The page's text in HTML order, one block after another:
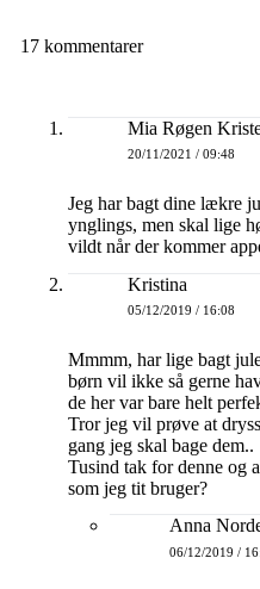
17 kommentarer
Mia Røgen
20/11/2021 / 09:48
Jeg har bagt dine lækre
ynglings, men skal lige
vildt når der kommer
Kristina
05/12/2019 / 16:08
Mmmm, har lige bagt
børn vil ikke så gerne
de her var bare helt
Tror jeg vil prøve at
gang jeg skal bage dem..
Tusind tak for denne og
som jeg tit bruger?
Anna
06/12/2019 /